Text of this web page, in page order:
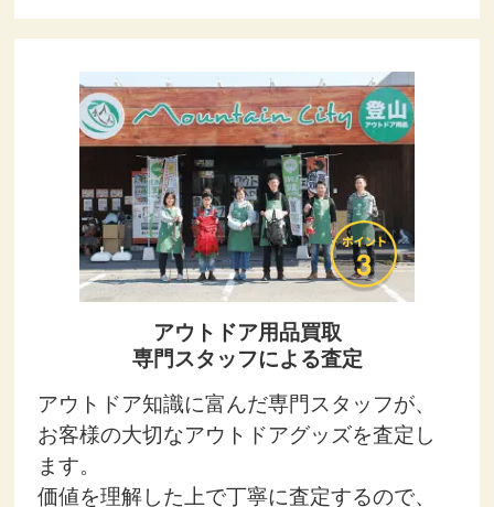
アウトドア用品買取
専門スタッフによる査定
アウトドア知識に富んだ専門スタッフが、
お客様の大切なアウトドアグッズを査定し
ます。
価値を理解した上で丁寧に査定するので、